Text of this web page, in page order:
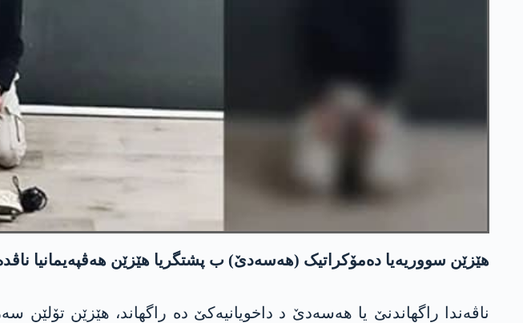
ھێزێن سووریەیا دەمۆکراتیک (ھەسەدێ) ب پشتگریا ھێزێن ھەڤپەیمانیا